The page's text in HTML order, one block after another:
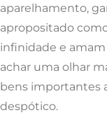
aparelhamento,
apropositado
infinidade e amam
achar uma olhar
bens importantes
despótico.